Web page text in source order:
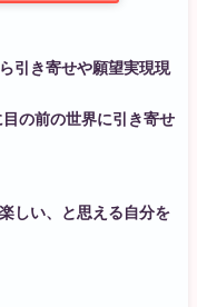
引き寄せや願望実現現
の前の世界に引き寄せ
しい、と思える自分を